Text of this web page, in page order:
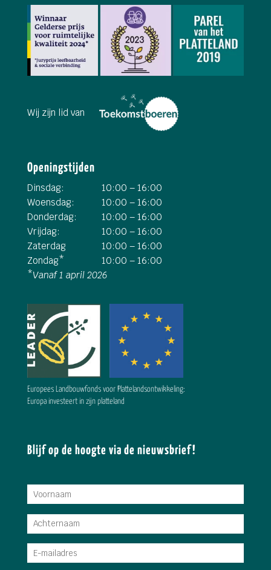
Wij zijn lid van
Openingstijden
Dinsdag:
10:00 – 16:00
Woensdag:
10:00 – 16:00
Donderdag:
10:00 – 16:00
Vrijdag:
10:00 – 16:00
Zaterdag
10:00 – 16:00
Zondag*
10:00 – 16:00
*Vanaf 1 april 2026
Europees Landbouwfonds voor Plattelandsontwikkeling:
Europa investeert in zijn platteland
Blijf op de hoogte via de nieuwsbrief!